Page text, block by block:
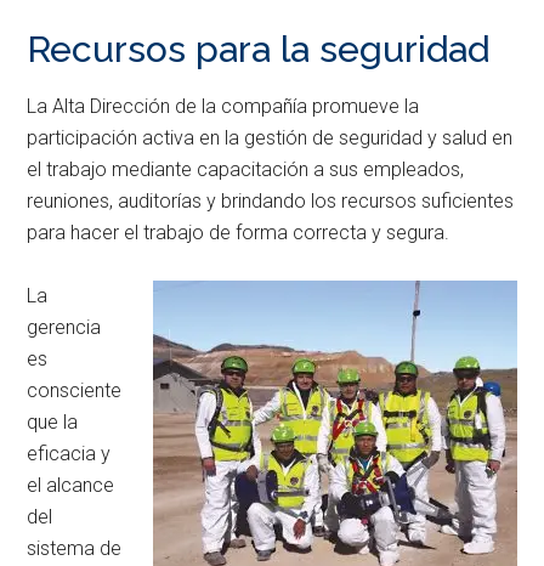
Recursos para la seguridad
La Alta Dirección de la compañía promueve la
participación activa en la gestión de seguridad y salud en
el trabajo mediante capacitación a sus empleados,
reuniones, auditorías y brindando los recursos suficientes
para hacer el trabajo de forma correcta y segura.
La
gerencia
es
consciente
que la
eficacia y
el alcance
del
sistema de